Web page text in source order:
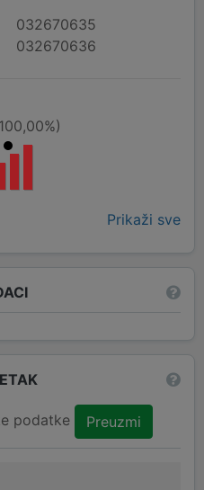
032670635
032670636
Prikaži sve
podatke Preuzmi